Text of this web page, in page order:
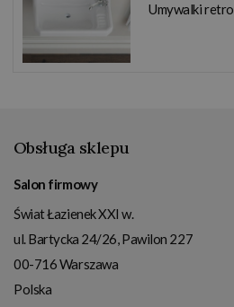
Umywalki retro
Obsługa sklepu
Salon firmowy
Świat Łazienek XXI w.
ul. Bartycka 24/26, Pawilon 227
00-716Warszawa
Polska